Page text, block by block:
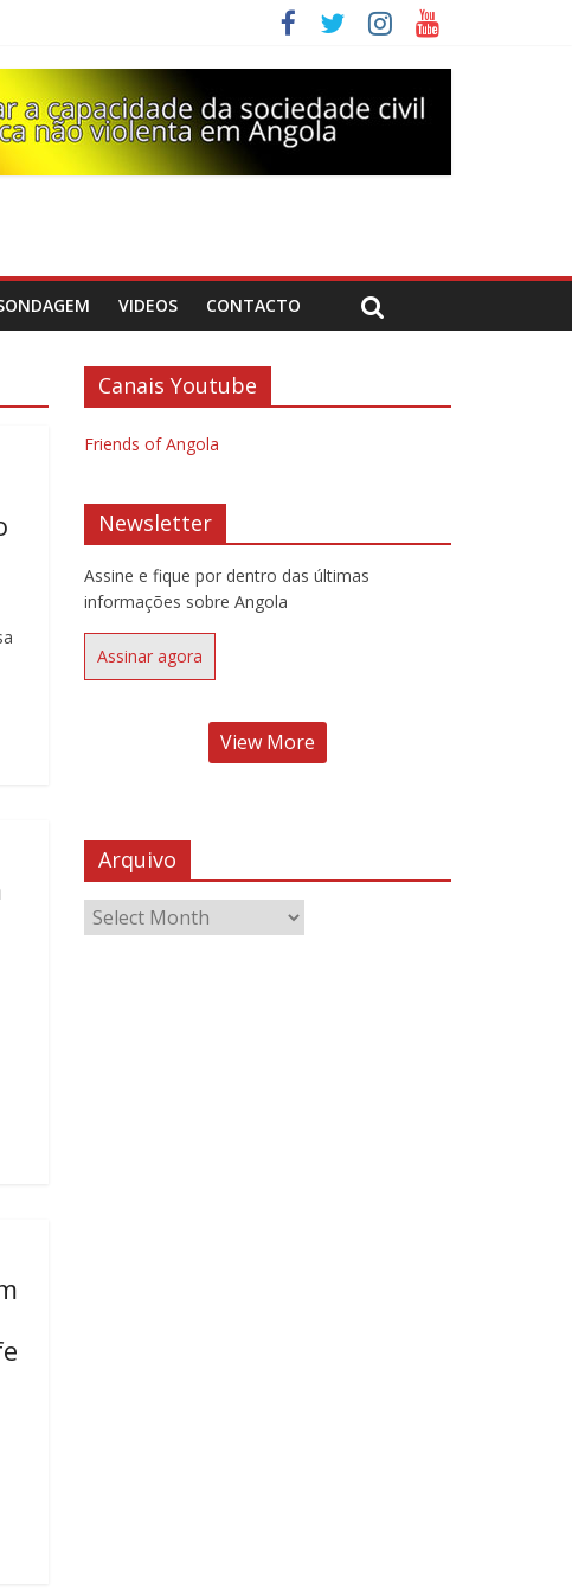
VIDEOS CONTACTO
Canais Youtube
Friends of Angola
Newsletter
Assine e fique por dentro das últimas
informações sobre Angola
Assinar agora
View More
Arquivo